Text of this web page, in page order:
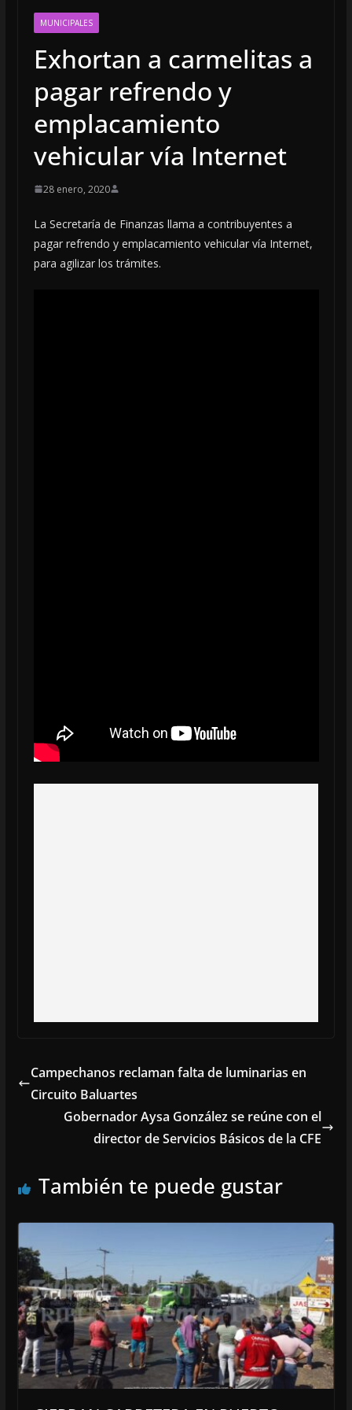
MUNICIPALES
Exhortan a carmelitas a
pagar refrendo y
emplacamiento
vehicular vía Internet
28 enero, 2020
La Secretaría de Finanzas llama a contribuyentes a
pagar refrendo y emplacamiento vehicular vía Internet,
para agilizar los trámites.
Campechanos reclaman falta de luminarias en
Circuito Baluartes
Gobernador Aysa González se reúne con el
director de Servicios Básicos de la CFE
También te puede gustar